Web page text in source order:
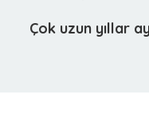
Çok uzun yıllar